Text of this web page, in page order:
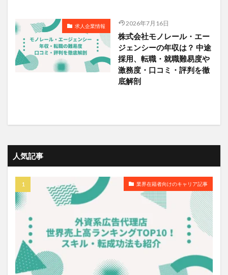
求人企業情報 2026年7月16日
株式会社モノレール・エー
ジェンシーの年収は？ 中途
採用、転職・就職難易度や
激務度・口コミ・評判を徹
底解剖
人気記事
業界在籍者向けのキャリア記事